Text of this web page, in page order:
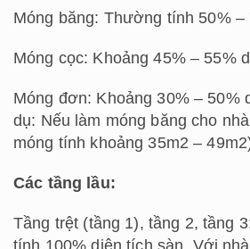
Móng băng: Thường tính 50% –
Móng cọc: Khoảng 45% – 55%
Móng đơn: Khoảng 30% – 50%
dụ: Nếu làm móng băng cho
móng tính khoảng 35m2 –
Các tầng lầu:
Tầng trệt (tầng 1), tầng 2, tầng
tính 100% diện tích sàn. Với